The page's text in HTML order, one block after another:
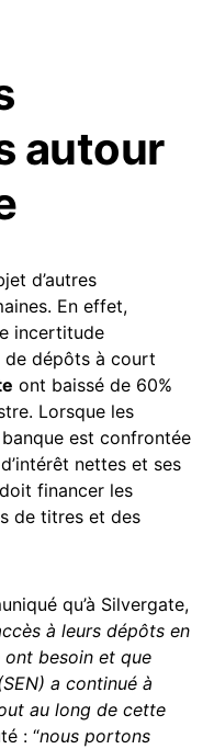
autour
d’autres
En effet,
incertitude
dépôts à court
ont baissé de 60%
Lorsque les
est confrontée
nettes et ses
financer les
de titres et des
qu’à Silvergate,
à leurs dépôts en
ont besoin et que
a continué à
au long de cette
: “nous portons